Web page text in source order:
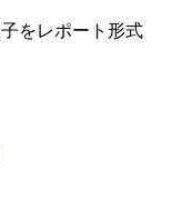
をレポート形式